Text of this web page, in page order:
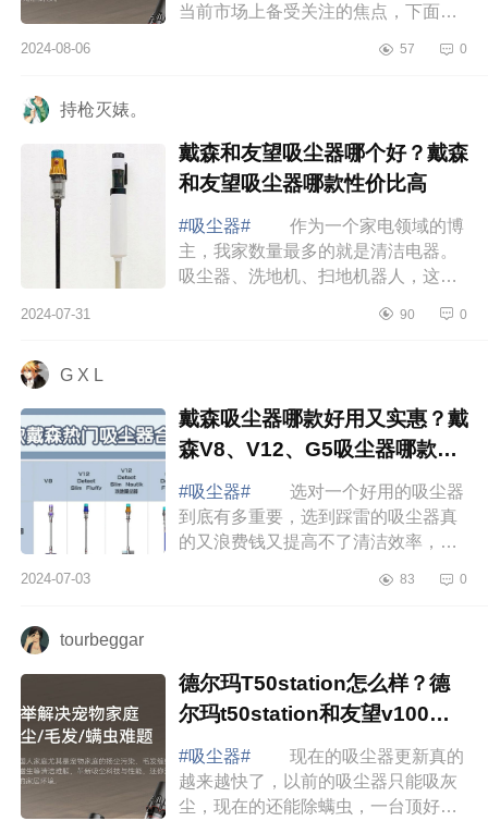
当前市场上备受关注的焦点，下面小
号好用？德尔玛t50station续航好不
2024-08-06 57 0
持枪灭婊。
戴森和友望吸尘器哪个好？戴森
和友望吸尘器哪款性价比高
#吸尘器#
作为一个家电领域的博
主，我家数量最多的就是清洁电器。
吸尘器、洗地机、扫地机器人，这三
中使用频率最高的还是吸尘器，下面
2024-07-31 90 0
G X L
戴森吸尘器哪款好用又实惠？戴
森V8、V12、G5吸尘器哪款好
用
#吸尘器#
选对一个好用的吸尘器
到底有多重要，选到踩雷的吸尘器真
的又浪费钱又提高不了清洁效率，对
吸尘器真的就够用了，很多小伙伴在
2024-07-03 83 0
tourbeggar
德尔玛T50station怎么样？德
尔玛t50station和友望v100对
比哪个好
#吸尘器#
现在的吸尘器更新真的
越来越快了，以前的吸尘器只能吸灰
尘，现在的还能除螨虫，一台顶好几